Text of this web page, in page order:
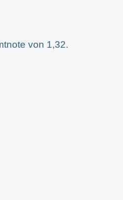
von 1,32.